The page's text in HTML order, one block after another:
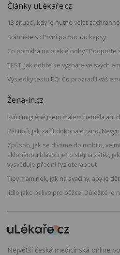
Články uLékaře.cz
13 situací, kdy je nutné volat
Stáhněte si: První pomoc do kapsy
Co pomáhá na oteklé nohy?
TEST: Jak dobře se vyznáte ve svých
Výsledky testu EQ: Co prozradil váš
Žena-in.cz
Kvůli migréně jsem málem neměla ani
Pět tipů, jak začít dokonalé ráno.
Způsob, jak se díváme do mobilu,
skloněnou hlavou je to stejná zátěž,
vysvětluje přední fyzioterapeut
Tipy maminek, jak na svačiny, aby je
Jídlo jako palivo pro běžce: Důležité je
Největší česká medicínská online